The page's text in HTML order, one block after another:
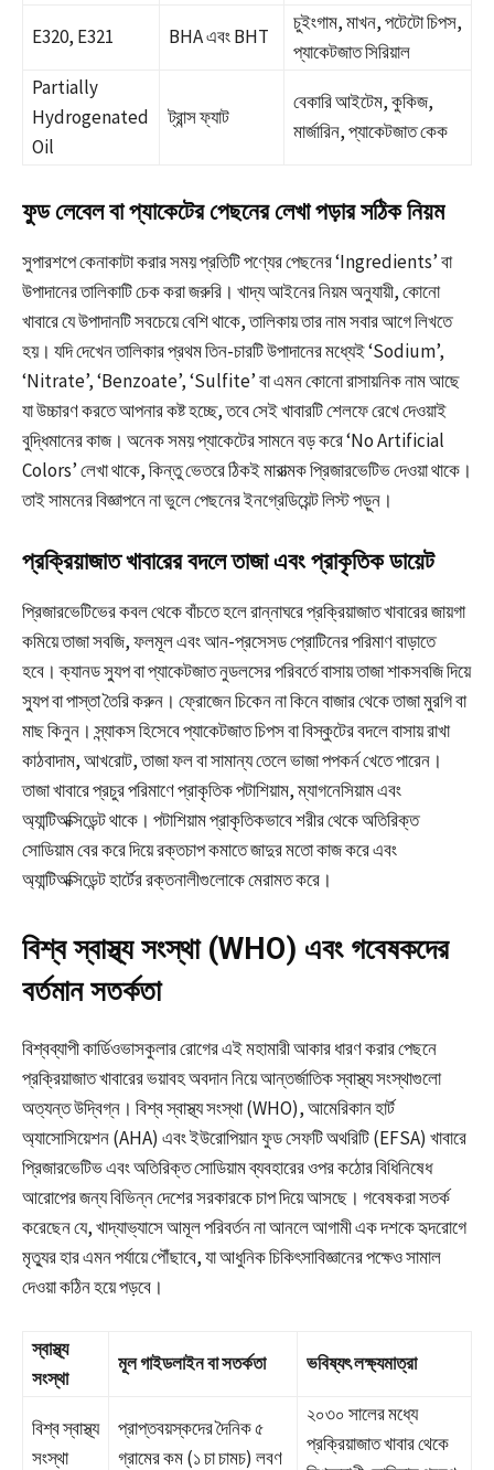
E320, E321 BHA এবং BHT
চুইংগাম, মাখন, পটেটো চিপস,
প্যাকেটজাত সিরিয়াল
Partially
Hydrogenated
Oil
ট্রান্স ফ্যাট
বেকারি আইটেম, কুকিজ,
মার্জারিন, প্যাকেটজাত কেক
ফুড লেবেল বা প্যাকেটের পেছনের লেখা পড়ার সঠিক নিয়ম
সুপারশপে কেনাকাটা করার সময় প্রতিটি পণ্যের পেছনের ‘Ingredients’ বা
উপাদানের তালিকাটি চেক করা জরুরি। খাদ্য আইনের নিয়ম অনুযায়ী, কোনো
খাবারে যে উপাদানটি সবচেয়ে বেশি থাকে, তালিকায় তার নাম সবার আগে লিখতে
হয়। যদি দেখেন তালিকার প্রথম তিন-চারটি উপাদানের মধ্যেই ‘Sodium’,
‘Nitrate’, ‘Benzoate’, ‘Sulfite’ বা এমন কোনো রাসায়নিক নাম আছে
যা উচ্চারণ করতে আপনার কষ্ট হচ্ছে, তবে সেই খাবারটি শেলফে রেখে দেওয়াই
বুদ্ধিমানের কাজ। অনেক সময় প্যাকেটের সামনে বড় করে ‘No Artificial
Colors’ লেখা থাকে, কিন্তু ভেতরে ঠিকই মারাত্মক প্রিজারভেটিভ দেওয়া থাকে।
তাই সামনের বিজ্ঞাপনে না ভুলে পেছনের ইনগ্রেডিয়েন্ট লিস্ট পড়ুন।
প্রক্রিয়াজাত খাবারের বদলে তাজা এবং প্রাকৃতিক ডায়েট
প্রিজারভেটিভের কবল থেকে বাঁচতে হলে রান্নাঘরে প্রক্রিয়াজাত খাবারের জায়গা
কমিয়ে তাজা সবজি, ফলমূল এবং আন-প্রসেসড প্রোটিনের পরিমাণ বাড়াতে
হবে। ক্যানড স্যুপ বা প্যাকেটজাত নুডলসের পরিবর্তে বাসায় তাজা শাকসবজি দিয়ে
স্যুপ বা পাস্তা তৈরি করুন। ফ্রোজেন চিকেন না কিনে বাজার থেকে তাজা মুরগি বা
মাছ কিনুন। স্ন্যাকস হিসেবে প্যাকেটজাত চিপস বা বিস্কুটের বদলে বাসায় রাখা
কাঠবাদাম, আখরোট, তাজা ফল বা সামান্য তেলে ভাজা পপকর্ন খেতে পারেন।
তাজা খাবারে প্রচুর পরিমাণে প্রাকৃতিক পটাশিয়াম, ম্যাগনেসিয়াম এবং
অ্যান্টিঅক্সিডেন্ট থাকে। পটাশিয়াম প্রাকৃতিকভাবে শরীর থেকে অতিরিক্ত
সোডিয়াম বের করে দিয়ে রক্তচাপ কমাতে জাদুর মতো কাজ করে এবং
অ্যান্টিঅক্সিডেন্ট হার্টের রক্তনালীগুলোকে মেরামত করে।
বিশ্ব স্বাস্থ্য সংস্থা (WHO) এবং গবেষকদের
বর্তমান সতর্কতা
বিশ্বব্যাপী কার্ডিওভাসকুলার রোগের এই মহামারী আকার ধারণ করার পেছনে
প্রক্রিয়াজাত খাবারের ভয়াবহ অবদান নিয়ে আন্তর্জাতিক স্বাস্থ্য সংস্থাগুলো
অত্যন্ত উদ্বিগ্ন। বিশ্ব স্বাস্থ্য সংস্থা (WHO), আমেরিকান হার্ট
অ্যাসোসিয়েশন (AHA) এবং ইউরোপিয়ান ফুড সেফটি অথরিটি (EFSA) খাবারে
প্রিজারভেটিভ এবং অতিরিক্ত সোডিয়াম ব্যবহারের ওপর কঠোর বিধিনিষেধ
আরোপের জন্য বিভিন্ন দেশের সরকারকে চাপ দিয়ে আসছে। গবেষকরা সতর্ক
করেছেন যে, খাদ্যাভ্যাসে আমূল পরিবর্তন না আনলে আগামী এক দশকে হৃদরোগে
মৃত্যুর হার এমন পর্যায়ে পৌঁছাবে, যা আধুনিক চিকিৎসাবিজ্ঞানের পক্ষেও সামাল
দেওয়া কঠিন হয়ে পড়বে।
স্বাস্থ্য
সংস্থা
মূল গাইডলাইন বা সতর্কতা ভবিষ্যৎ লক্ষ্যমাত্রা
বিশ্ব স্বাস্থ্য
সংস্থা
প্রাপ্তবয়স্কদের দৈনিক ৫
গ্রামের কম (১ চা চামচ) লবণ
২০৩০ সালের মধ্যে
প্রক্রিয়াজাত খাবার থেকে